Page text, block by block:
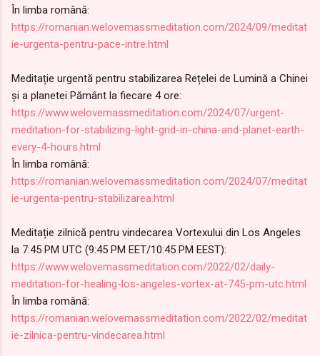
În limba română:
https://romanian.welovemassmeditation.com/2024/09/meditat
ie-urgenta-pentru-pace-intre.html
Meditație urgentă pentru stabilizarea Rețelei de Lumină a Chinei
și a planetei Pământ la fiecare 4 ore:
https://www.welovemassmeditation.com/2024/07/urgent-
meditation-for-stabilizing-light-grid-in-china-and-planet-earth-
every-4-hours.html
În limba română:
https://romanian.welovemassmeditation.com/2024/07/meditat
ie-urgenta-pentru-stabilizarea.html
Meditație zilnică pentru vindecarea Vortexului din Los Angeles
la 7:45 PM UTC (9:45 PM EET/10:45 PM EEST):
https://www.welovemassmeditation.com/2022/02/daily-
meditation-for-healing-los-angeles-vortex-at-745-pm-utc.html
În limba română:
https://romanian.welovemassmeditation.com/2022/02/meditat
ie-zilnica-pentru-vindecarea.html